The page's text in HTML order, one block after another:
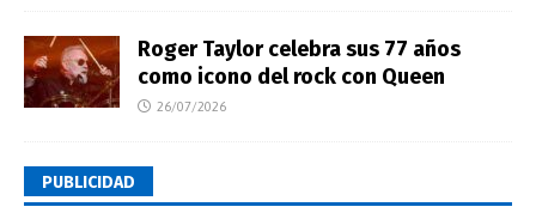
Roger Taylor celebra sus 77 años
como icono del rock con Queen
26/07/2026
PUBLICIDAD